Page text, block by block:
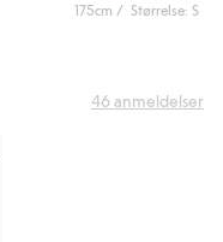
175cm / Størrelse: S
46 anmeldelser